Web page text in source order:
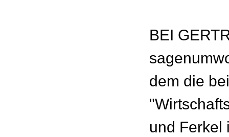
BEI
dem die
und Ferkel